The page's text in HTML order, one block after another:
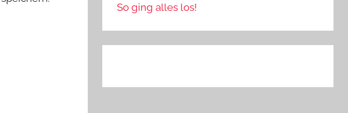
So ging alles los!